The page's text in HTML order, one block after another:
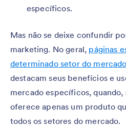
específicos.
Mas não se deixe confundir
marketing. No geral, páginas
determinado setor do
destacam seus benefícios e
mercado específicos, quando,
oferece apenas um produto
todos os setores do mercado.